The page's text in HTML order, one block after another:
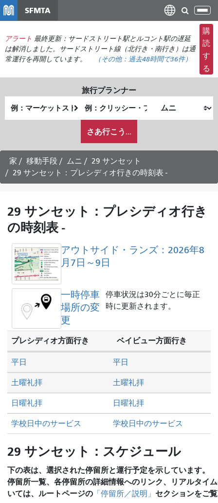
コ
ン
テ
ン
ツ
移
SFMTA
ナ
ビ
ゲ
ー
シ
ョ
の
切
り
え
アラート 最終更新：サードストリート駅とルコント駅の遅延
は解消しました。サードストリート線（北行き・南行き）は通
常運行を再開しています。
（その他： 過去48時間で36件）
購
読
す
る
旅行プランナー
出
発
終
了
が
ど
の
よ
う
旅
し
か
さあ行こう...
家 移動手段 ムニ
29 サンセット
29 サンセット：プレシディオ行きの時刻表 -
29 サンセット：プレシディオ行き
の時刻表 -
アウトサイド・ランズ：2026年8
月7日～9日
一時停車
場所の変
更
停車状況は30分ごとに毎正
時に更新されます。
プレシディオ方面行き ベイビュー方面行き
土曜礼拝 土曜礼拝
日曜礼拝 日曜礼拝
平日 平日
学校日中のサービス 学校日中のサービス
29 サンセット：スケジュール
下の表は、選択された停留所と運行予定を示しています。
停留所一覧、各停留所の詳細情報へのリンク、リアルタイ
いては、ルートページの 「停留所／説明」 セクションをご